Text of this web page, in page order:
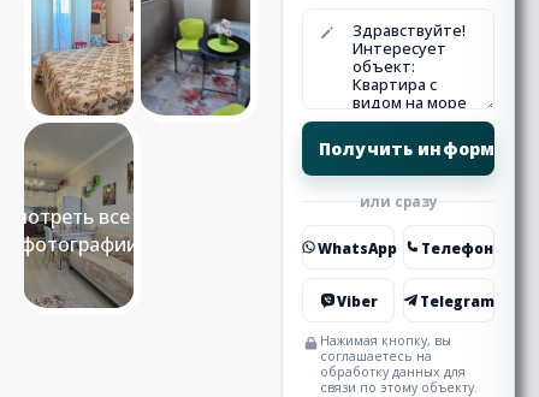
Смотреть все 14
фотографии
или сразу
WhatsApp Телефон
Viber Telegram
Нажимая кнопку, вы
соглашаетесь на
обработку данных для
связи по этому объекту.